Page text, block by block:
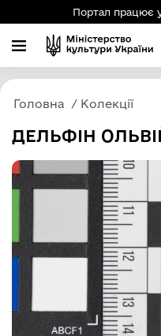
Портал працює
Головна Колекції
ДЕЛЬФІН